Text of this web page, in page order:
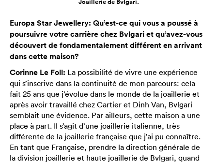
Joaillerie de Bvlgari.
Europa Star Jewellery: Qu’est-ce qui vous a poussé à
poursuivre votre carrière chez Bvlgari et qu’avez-vous
découvert de fondamentalement différent en arrivant
dans cette maison?
Corinne Le Foll: La possibilité de vivre une expérience
qui s’inscrive dans la continuité de mon parcours: cela
fait 25 ans que j’évolue dans le monde de la joaillerie et
après avoir travaillé chez Cartier et Dinh Van, Bvlgari
semblait une évidence. Par ailleurs, cette maison a une
place à part. Il s’agit d’une joaillerie italienne, très
différente de la joaillerie française que j’ai pu connaître.
En tant que Française, prendre la direction générale de
la division joaillerie et haute joaillerie de Bvlgari, quand